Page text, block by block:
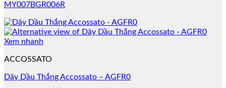
MY007BGR006R
Xem nhanh
ACCOSSATO
Dây Dầu Thắng Accossato – AGFR0